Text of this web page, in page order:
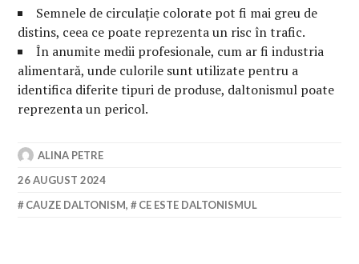
Semnele de circulație colorate pot fi mai greu de
distins, ceea ce poate reprezenta un risc în trafic.
În anumite medii profesionale, cum ar fi industria
alimentară, unde culorile sunt utilizate pentru a
identifica diferite tipuri de produse, daltonismul poate
reprezenta un pericol.
ALINA PETRE
26 AUGUST 2024
CAUZE DALTONISM, CE ESTE DALTONISMUL